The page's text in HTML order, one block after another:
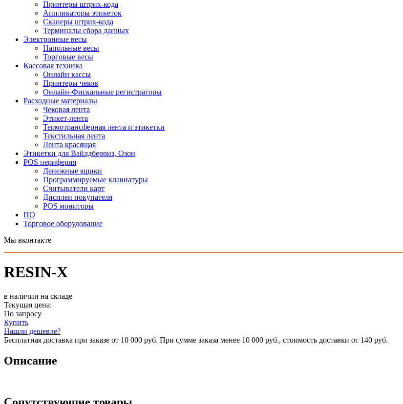
Принтеры штрих-кода
Аппликаторы этикеток
Сканеры штрих-кода
Терминалы сбора данных
Электронные весы
Напольные весы
Торговые весы
Кассовая техника
Онлайн кассы
Принтеры чеков
Онлайн-Фискальные регистраторы
Расходные материалы
Чековая лента
Этикет-лента
Термотрансферная лента и этикетки
Текстильная лента
Лента красящая
Этикетки для Вайлдберриз, Озон
POS периферия
Денежные ящики
Программируемые клавиатуры
Считыватели карт
Дисплеи покупателя
POS мониторы
ПО
Торговое оборудование
Мы вконтакте
RESIN-X
в наличии на складе
Текущая цена:
По запросу
Купить
Нашли дешевле?
Бесплатная доставка при заказе от 10 000 руб. При сумме заказа менее 10 000 руб., стоимость доставки от 140 руб.
Описание